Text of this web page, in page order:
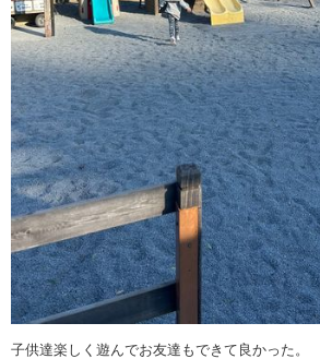
子供達楽しく遊んでお友達もできて良かった。